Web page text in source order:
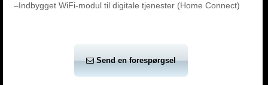
–Indbygget WiFi-modul til digitale tjenester (Home Connect)
Send en forespørgsel